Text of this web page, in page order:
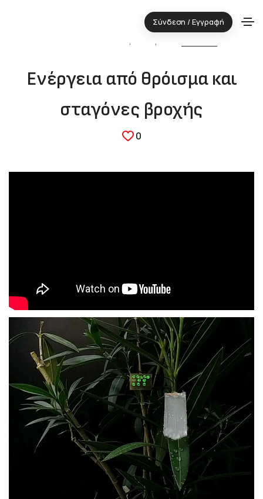
Σύνδεση / Εγγραφή
Eνέργεια από θρόισμα και
σταγόνες βροχής
0